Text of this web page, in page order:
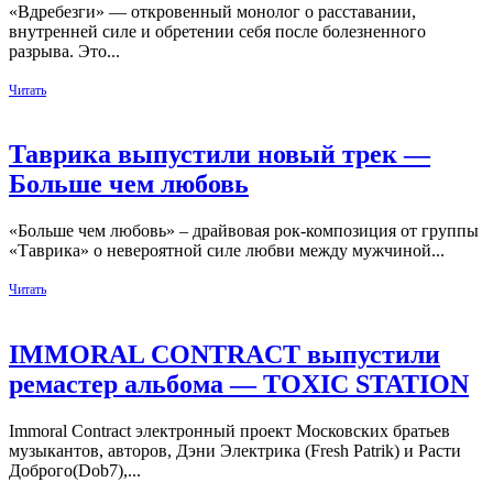
«Вдребезги» — откровенный монолог о расставании,
внутренней силе и обретении себя после болезненного
разрыва. Это...
Читать
Таврика выпустили новый трек —
Больше чем любовь
«Больше чем любовь» – драйвовая рок-композиция от группы
«Таврика» о невероятной силе любви между мужчиной...
Читать
IMMORAL CONTRACT выпустили
ремастер альбома — TOXIC STATION
Immoral Contract электронный проект Московских братьев
музыкантов, авторов, Дэни Электрика (Fresh Patrik) и Расти
Доброго(Dob7),...